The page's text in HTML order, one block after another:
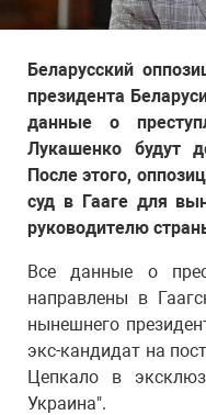
Беларусский
президента
данные о
Лукашенко будут
После этого,
суд в Гааге для
руководителю
Все данные о
направлены в
нынешнего
экс-кандидат на
Цепкало в
Украина".